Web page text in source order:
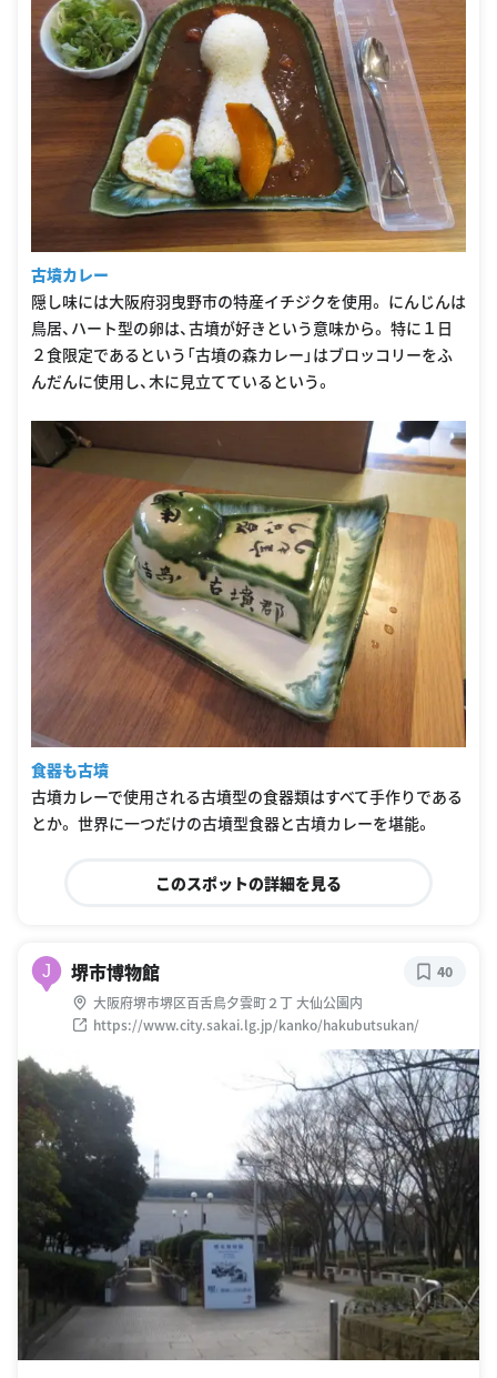
古墳カレー
隠し味には大阪府羽曳野市の特産イチジクを使用。 にんじんは
鳥居、ハート型の卵は、古墳が好きという意味から。 特に１日
２食限定であるという「古墳の森カレー」はブロッコリーをふ
んだんに使用し、木に見立てているという。
食器も古墳
古墳カレーで使用される古墳型の食器類はすべて手作りである
とか。 世界に一つだけの古墳型食器と古墳カレーを堪能。
このスポットの詳細を見る
J 堺市博物館
大阪府堺市堺区百舌鳥夕雲町２丁 大仙公園内
https://www.city.sakai.lg.jp/kanko/hakubutsukan/
40